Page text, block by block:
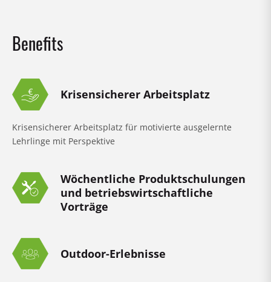
Benefits
Krisensicherer Arbeitsplatz
Krisensicherer Arbeitsplatz für motivierte ausgelernte
Lehrlinge mit Perspektive
Wöchentliche Produktschulungen
und betriebswirtschaftliche
Vorträge
Outdoor-Erlebnisse